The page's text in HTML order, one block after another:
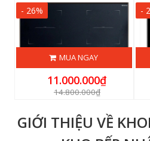
- 26%
MUA NGAY
11.000.000₫
14.800.000₫
-
GIỚI THIỆU VỀ